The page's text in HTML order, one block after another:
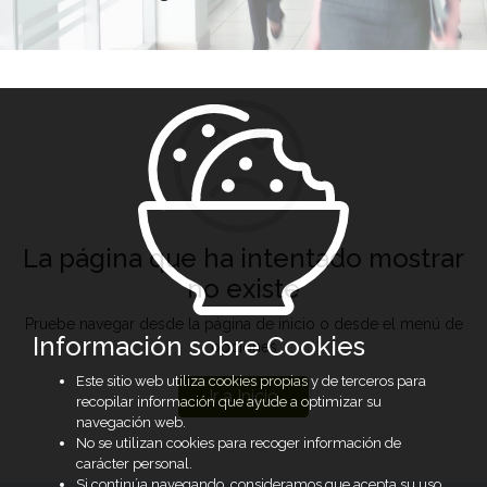
La página que ha intentado mostrar
no existe
Pruebe navegar desde la página de inicio o desde el menú de
opciones
Ir a Inicio
Información sobre Cookies
Este sitio web utiliza cookies propias y de terceros para
recopilar información que ayude a optimizar su
navegación web.
No se utilizan cookies para recoger información de
carácter personal.